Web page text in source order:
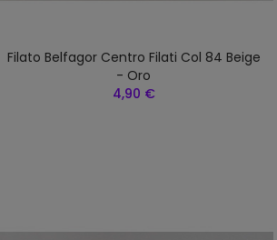
Filato Belfagor Centro Filati Col 84 Beige
- Oro
4,90 €